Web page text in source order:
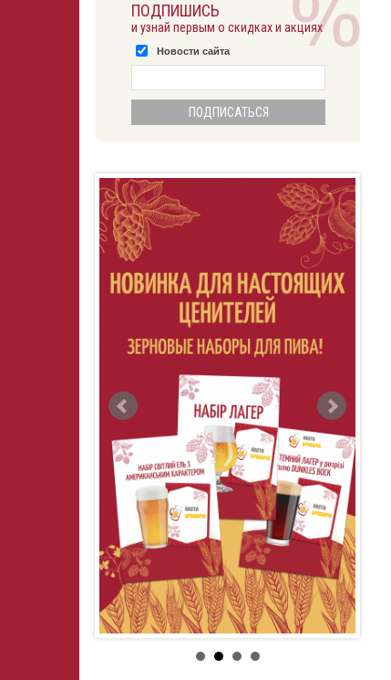
ПОДПИШИСЬ
и узнай первым о скидках и акциях
Новости сайта